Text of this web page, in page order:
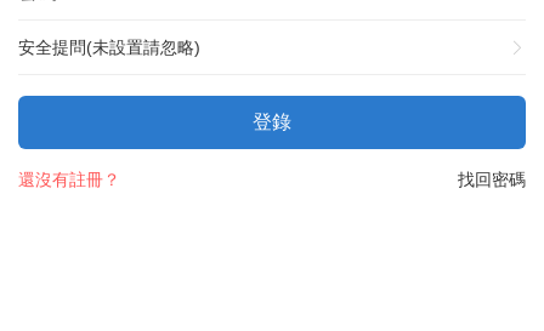
安全提問(未設置請忽略)
登錄
找回密碼
還沒有註冊？